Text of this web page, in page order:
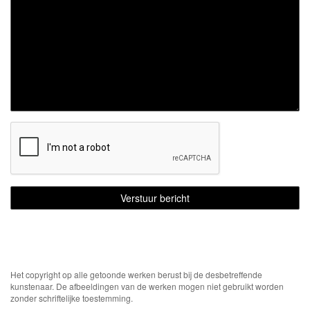
Het copyright op alle getoonde werken berust bij de desbetreffende
kunstenaar. De afbeeldingen van de werken mogen niet gebruikt worden
zonder schriftelijke toestemming.